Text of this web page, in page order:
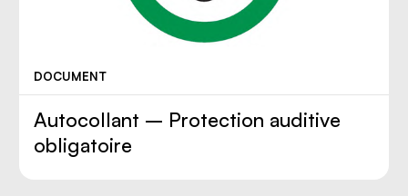
DOCUMENT
Autocollant – Protection auditive
obligatoire